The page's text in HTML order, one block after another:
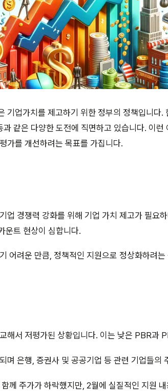
업가치를 제고하기 위한 정부의 정책입니다.
같은 다양한 도전에 직면하고 있습니다. 이
가를 개선하려는 목표를 가집니다.
업 경쟁력 강화를 위해 기업 가치 제고가 필요
운트 현상이 심합니다.
어려운 만큼, 정책적인 지원으로 정상화하려는
해서 저평가된 상황입니다. 이는 낮은 PBR과
며 은행, 증권사 및 공공기업 등 관련 기업들의
께 주가가 하락했지만, 2월에 실질적인 지원